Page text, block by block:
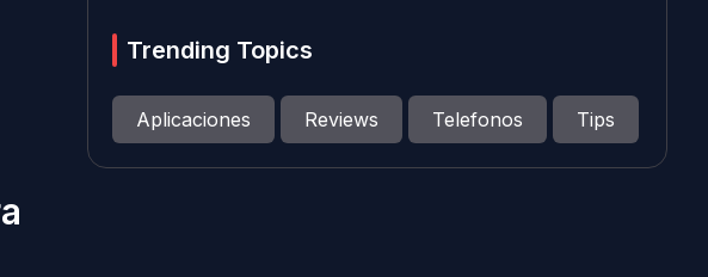
Trending Topics
Aplicaciones Reviews Telefonos Tips